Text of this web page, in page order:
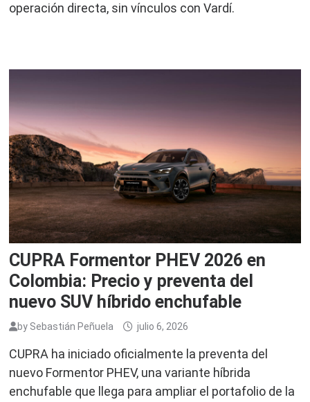
operación directa, sin vínculos con Vardí.
CUPRA Formentor PHEV 2026 en
Colombia: Precio y preventa del
nuevo SUV híbrido enchufable
by Sebastián Peñuela julio 6, 2026
CUPRA ha iniciado oficialmente la preventa del
nuevo Formentor PHEV, una variante híbrida
enchufable que llega para ampliar el portafolio de la